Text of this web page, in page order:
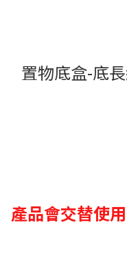
置物底盒-底
產品會交替使